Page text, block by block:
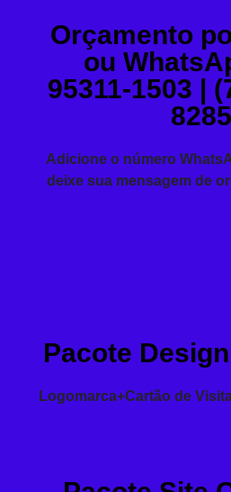
Orçamento
ou
95311-1503 |
8285
Adicione o número
deixe sua mensagem de
Pacote
Logomarca+Cartão de